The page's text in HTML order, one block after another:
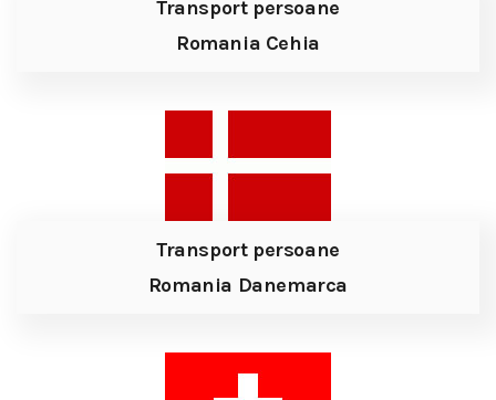
Transport persoane
Romania Cehia
Transport persoane
Romania Danemarca